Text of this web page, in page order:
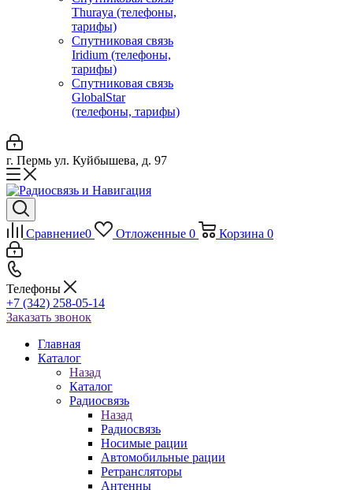
Thuraya (телефоны,
тарифы)
Спутниковая связь
Iridium (телефоны,
тарифы)
Спутниковая связь
GlobalStar
(телефоны, тарифы)
г. Пермь ул. Куйбышева, д. 97
Сравнение0 Отложенные 0 Корзина 0
Телефоны
+7 (342) 258-05-14
Заказать звонок
Главная
Каталог
Назад
Каталог
Радиосвязь
Назад
Радиосвязь
Носимые рации
Автомобильные рации
Ретрансляторы
Антенны